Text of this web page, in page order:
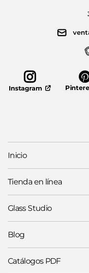
Instagram
Inicio
Tienda en línea
Glass Studio
Blog
Catálogos PDF